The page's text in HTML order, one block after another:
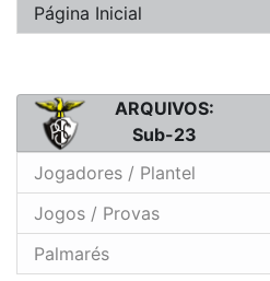
Página Inicial
ARQUIVOS:
Sub-23
Jogadores / Plantel
Jogos / Provas
Palmarés